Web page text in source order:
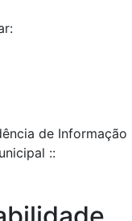
de Informação
::